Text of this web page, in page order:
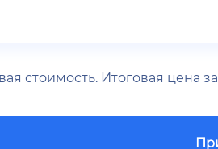
стоимость. Итоговая